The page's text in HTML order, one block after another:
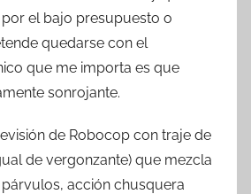
el bajo presupuesto o
quedarse con el
que me importa es que
sonrojante.
de Robocop con traje de
de vergonzante) que mezcla
acción chusquera